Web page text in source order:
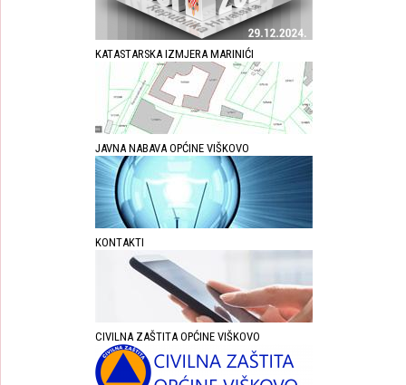
KATASTARSKA IZMJERA MARINIĆI
JAVNA NABAVA OPĆINE VIŠKOVO
KONTAKTI
CIVILNA ZAŠTITA OPĆINE VIŠKOVO